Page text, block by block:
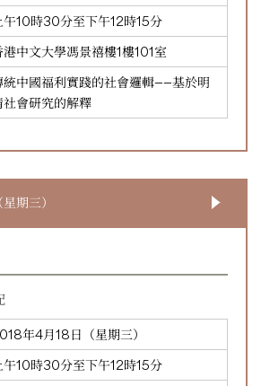
午10時30分至下午12時15分
港中文大學馮景禧樓1樓101室
統中國福利實踐的社會邏輯——基於明
社會研究的解釋
期三）
年4月18日（星期三）
午10時30分至下午12時15分